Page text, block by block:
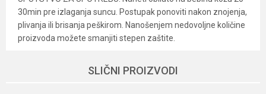
30min pre izlaganja suncu. Postupak ponoviti nakon znojenja,
plivanja ili brisanja peškirom. Nanošenjem nedovoljne količine
proizvoda možete smanjiti stepen zaštite.
Bebi kozmetika
SLIČNI PROIZVODI